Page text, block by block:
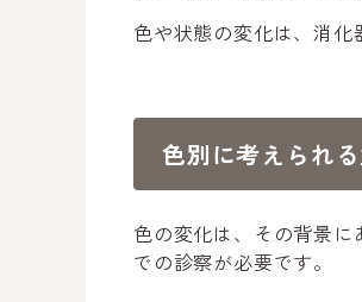
色や状態の変化は、消化
色別に考えられ
色の変化は、その背景
での診察が必要です。